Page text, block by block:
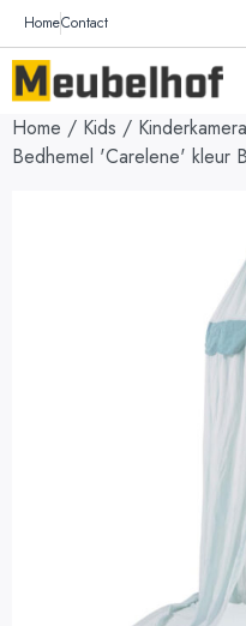
HomeContact
Home / Kids /
Bedhemel 'Carelene' kleur